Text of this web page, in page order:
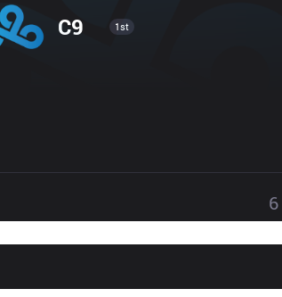
C9 1st
6